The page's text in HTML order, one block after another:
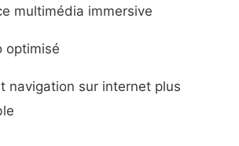
multimédia immersive
optimisé
navigation sur internet plus